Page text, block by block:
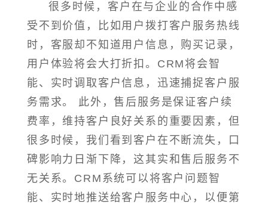
很多时候，客户在与企业的合作中感
受不到价值，比如用户拨打客户服务热线
时，客服却不知道用户信息，购买记录，
用户体验将会大打折扣。CRM将会智
能、实时调取客户信息，迅速捕捉客户服
务需求。 此外，售后服务是保证客户续
费率，维持客户良好关系的重要因素，但
很多时候，我们看到客户在不断流失，口
碑影响力日渐下降，这其实和售后服务不
无关系。CRM系统可以将客户问题智
能、实时地推送给客户服务中心，以便第